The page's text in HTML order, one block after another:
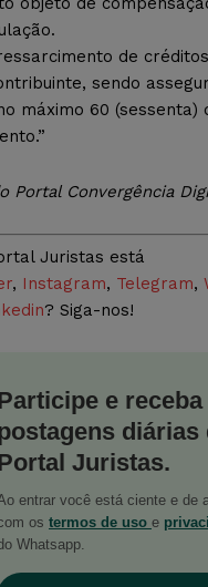
de créditos
sendo
máximo 60 (sessenta)
Portal Convergência
Juristas está
, Instagram, Telegram,
? Siga-nos!
e receba
diárias
Juristas.
entrar você está ciente e de
os termos de uso e
Whatsapp.